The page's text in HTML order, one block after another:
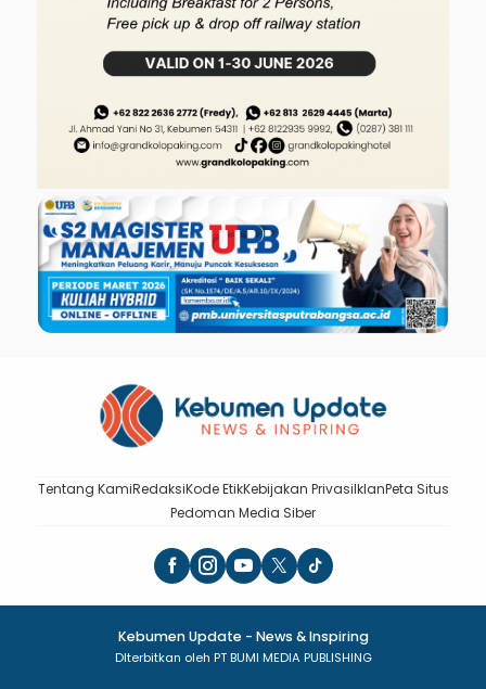
Tentang KamiRedaksiKode EtikKebijakan PrivasiIklanPeta Situs
Pedoman Media Siber
Kebumen Update - News & Inspiring
DIterbitkan oleh PT BUMI MEDIA PUBLISHING